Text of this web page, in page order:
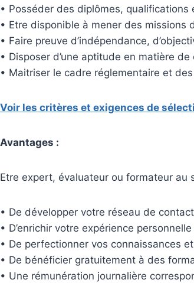
• Posséder des diplômes,
• Etre disponible à mener des missions
• Faire preuve d’indépendance,
• Disposer d’une aptitude en matière
• Maitriser le cadre réglementaire et
Voir les critères et exigences de
Avantages :
Etre expert, évaluateur ou formateur au
• De développer votre réseau de
• D’enrichir votre expérience personnelle
• De perfectionner vos connaissances
• De bénéficier gratuitement à des
• Une rémunération journalière